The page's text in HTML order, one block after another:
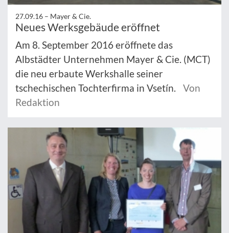
27.09.16 – Mayer & Cie.
Neues Werksgebäude eröffnet
Am 8. September 2016 eröffnete das
Albstädter Unternehmen Mayer & Cie. (MCT)
die neu erbaute Werkshalle seiner
tschechischen Tochterfirma in Vsetín.
Von
Redaktion